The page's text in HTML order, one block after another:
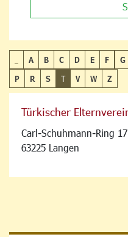
A B C D E F G
P
R S T V W Z
Türkischer
Carl-Schuhmann-Ring 17
63225 Langen